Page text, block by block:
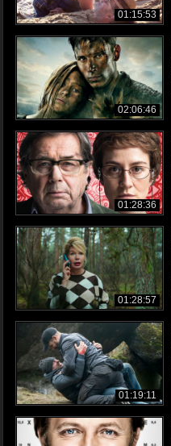
01:15:53
02:06:46
01:28:36
01:28:57
01:19:11